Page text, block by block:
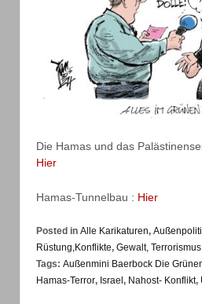
Die Hamas und das
Hier
Hamas-Tunnelbau : Hier
Posted in Alle Karikaturen,
Rüstung,Konflikte, Gewalt,
Tags: Außenmini Baerbock Die
Hamas-Terror, Israel , Nahost- Konflikt,